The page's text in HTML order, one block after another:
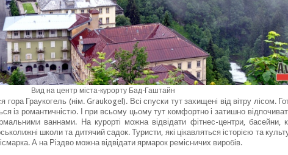
Вид на центр міста-курорту Бад-Гаштайн
гора Граукогель (нім. Graukogel). Всі спуски тут захищені від вітру лісом.
із романтичністю. І при всьому цьому тут комфортно і затишно
ваннами. На курорті можна відвідати фітнес-центри, басейни,
школи та дитячий садок. Туристи, які цікавляться історією та
А на Різдво можна відвідати ярмарок ремісничих виробів.